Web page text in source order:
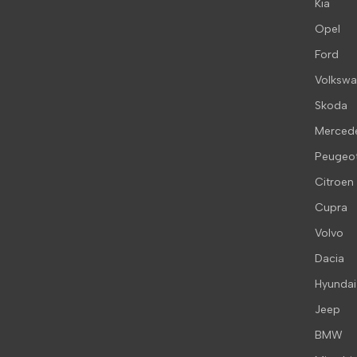
Kia
Opel
Ford
Skoda
Citroen
Cupra
Volvo
Dacia
Hyundai
Jeep
BMW